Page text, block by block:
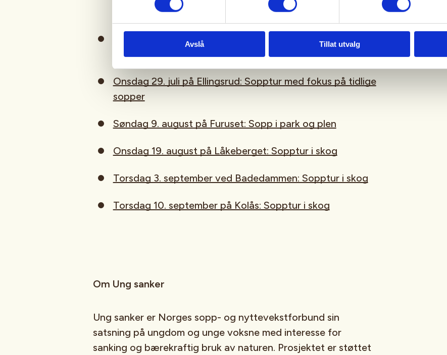
Avslå Tillat utvalg
Onsdag 3. juni på Bygdøy: Sopptur med fokus på
vårsopper (arrangeres av OOSN)
Onsdag 29. juli på Ellingsrud: Sopptur med fokus på tidlige
sopper
Søndag 9. august på Furuset: Sopp i park og plen
Onsdag 19. august på Låkeberget: Sopptur i skog
Torsdag 3. september ved Badedammen: Sopptur i skog
Torsdag 10. september på Kolås: Sopptur i skog
Om Ung sanker
Ung sanker er Norges sopp- og nyttevekstforbund sin
satsning på ungdom og unge voksne med interesse for
sanking og bærekraftig bruk av naturen. Prosjektet er støttet